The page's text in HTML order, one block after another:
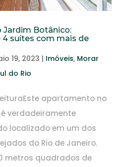
Jardim Botânico:
suítes com mais de
19, 2023 | Imóveis, Morar
do Rio
apartamento no
verdadeiramente
localizado em um dos
do Rio de Janeiro.
metros quadrados de